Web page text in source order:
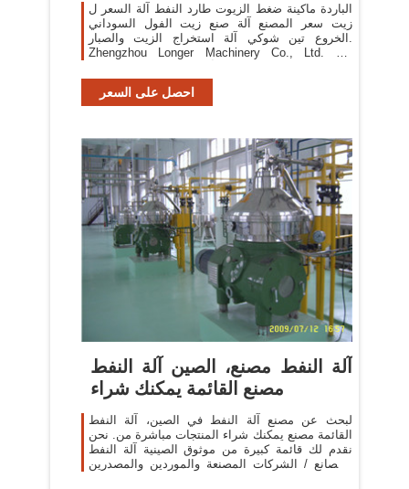
الباردة ماكينة ضغط الزيوت طارد النفط آلة السعر ل
زيت سعر المصنع آلة صنع زيت الفول السوداني
الخروع تين شوكي آلة استخراج الزيت والصبار.
Zhengzhou Longer Machinery Co., Ltd. US
الطلب) الاتصال بالمورد
احصل على السعر
آلة النفط مصنع، الصين آلة النفط
مصنع القائمة يمكنك شراء
لبحث عن مصنع آلة النفط في الصين، آلة النفط
القائمة مصنع يمكنك شراء المنتجات مباشرة من. نحن
نقدم لك قائمة كبيرة من موثوق الصينية آلة النفط
المصانع / الشركات المصنعة والموردين والمصدرين